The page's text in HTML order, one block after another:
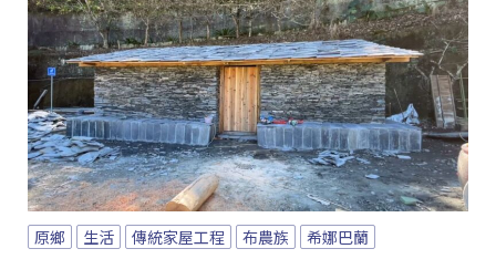
原鄉 生活 傳統家屋工程 布農族 希娜巴蘭